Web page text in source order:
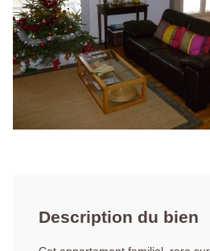
Description du bien